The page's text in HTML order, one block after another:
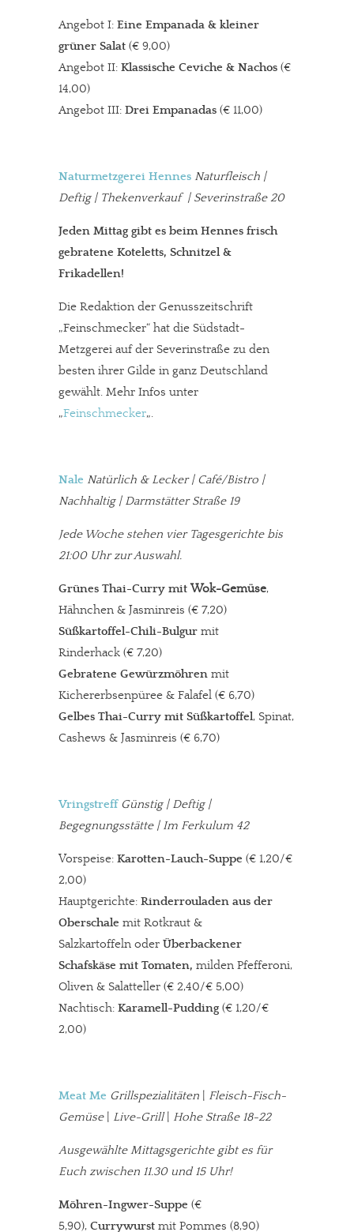
Angebot I: Eine Empanada & kleiner
grüner Salat (€ 9,00)
Angebot II: Klassische Ceviche & Nachos (€
14,00)
Angebot III: Drei Empanadas (€ 11,00)
Naturmetzgerei Hennes Naturfleisch |
Deftig | Thekenverkauf | Severinstraße 20
Jeden Mittag gibt es beim Hennes frisch
gebratene Koteletts, Schnitzel &
Frikadellen!
Die Redaktion der Genusszeitschrift
„Feinschmecker“ hat die Südstadt-
Metzgerei auf der Severinstraße zu den
besten ihrer Gilde in ganz Deutschland
gewählt. Mehr Infos unter
„Feinschmecker„.
Nale Natürlich & Lecker | Café/Bistro |
Nachhaltig | Darmstätter Straße 19
Jede Woche stehen vier Tagesgerichte bis
21:00 Uhr zur Auswahl.
Grünes Thai-Curry mit Wok-Gemüse,
Hähnchen & Jasminreis (€ 7,20)
Süßkartoffel-Chili-Bulgur mit
Rinderhack (€ 7,20)
Gebratene Gewürzmöhren mit
Kichererbsenpüree & Falafel (€ 6,70)
Gelbes Thai-Curry mit Süßkartoffel, Spinat,
Cashews & Jasminreis (€ 6,70)
Vringstreff Günstig | Deftig |
Begegnungsstätte | Im Ferkulum 42
Vorspeise: Karotten-Lauch-Suppe (€ 1,20/€
2,00)
Hauptgerichte: Rinderrouladen aus der
Oberschale mit Rotkraut &
Salzkartoffeln oder Überbackener
Schafskäse mit Tomaten, milden Pfefferoni,
Oliven & Salatteller (€ 2,40/€ 5,00)
Nachtisch: Karamell-Pudding (€ 1,20/€
2,00)
Meat Me Grillspezialitäten
Fleisch-Fisch-
Gemüse| Live-Grill| Hohe Straße 18-22
Ausgewählte Mittagsgerichte gibt es für
Euch zwischen 11.30 und 15 Uhr!
Möhren-Ingwer-Suppe (€
5,90), Currywurst mit Pommes (8,90)